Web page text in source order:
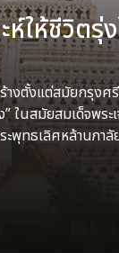
ะห์ให้ชีวิต
งตั้งแต่สมัยกรุงศรี
ในสมัยสมเด็จพร
พุทธเลิศหล้านภาลั